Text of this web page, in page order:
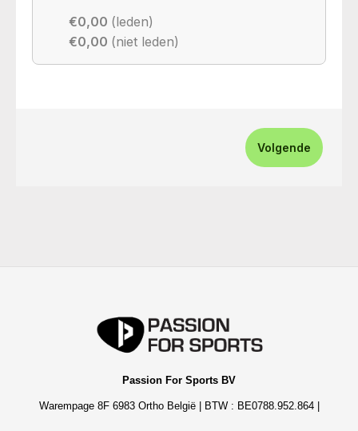
€0,00 (leden)
€0,00 (niet leden)
Volgende
Passion For Sports BV
Warempage 8F 6983 Ortho België | BTW : BE0788.952.864 |